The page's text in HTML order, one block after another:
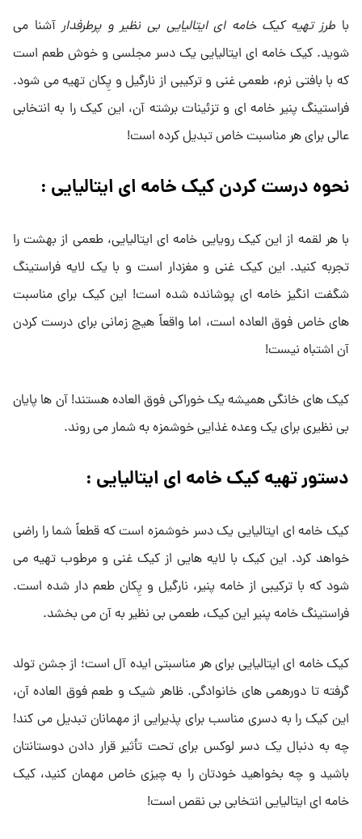
با طرز تهیه کیک خامه ای ایتالیایی بی نظیر و پرطرفدارآشنا می
شوید. کیک خامه ای ایتالیایی یک دسر مجلسی و خوش طعم است
که با بافتی نرم، طعمی غنی و ترکیبی از نارگیل و پِکان تهیه می شود.
فراستینگ پنیر خامه ای و تزئینات برشته آن، این کیک را به انتخابی
عالی برای هر مناسبت خاص تبدیل کرده است!
نحوه درست کردن کیک خامه ای ایتالیایی :
با هر لقمه از این کیک رویایی خامه ای ایتالیایی، طعمی از بهشت را
تجربه کنید. این کیک غنی و مغزدار است و با یک لایه فراستینگ
شگفت انگیز خامه ای پوشانده شده است! این کیک برای مناسبت
های خاص فوق العاده است، اما واقعاً هیچ زمانی برای درست کردن
آن اشتباه نیست!
کیک های خانگی همیشه یک خوراکی فوق العاده هستند! آن ها پایان
بی نظیری برای یک وعده غذایی خوشمزه به شمار می روند.
دستور تهیه کیک خامه ای ایتالیایی :
کیک خامه ای ایتالیایی یک دسر خوشمزه است که قطعاً شما را راضی
خواهد کرد. این کیک با لایه هایی از کیک غنی و مرطوب تهیه می
شود که با ترکیبی از خامه پنیر، نارگیل و پِکان طعم دار شده است.
فراستینگ خامه پنیر این کیک، طعمی بی نظیر به آن می بخشد.
کیک خامه ای ایتالیایی برای هر مناسبتی ایده آل است؛ از جشن تولد
گرفته تا دورهمی های خانوادگی. ظاهر شیک و طعم فوق العاده آن،
این کیک را به دسری مناسب برای پذیرایی از مهمانان تبدیل می کند!
چه به دنبال یک دسر لوکس برای تحت تأثیر قرار دادن دوستانتان
باشید و چه بخواهید خودتان را به چیزی خاص مهمان کنید، کیک
خامه ای ایتالیایی انتخابی بی نقص است!